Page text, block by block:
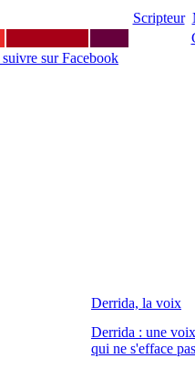
Scripteur
suivre sur Facebook
Derrida, la voix
Derrida : une voix
qui ne s'efface pas